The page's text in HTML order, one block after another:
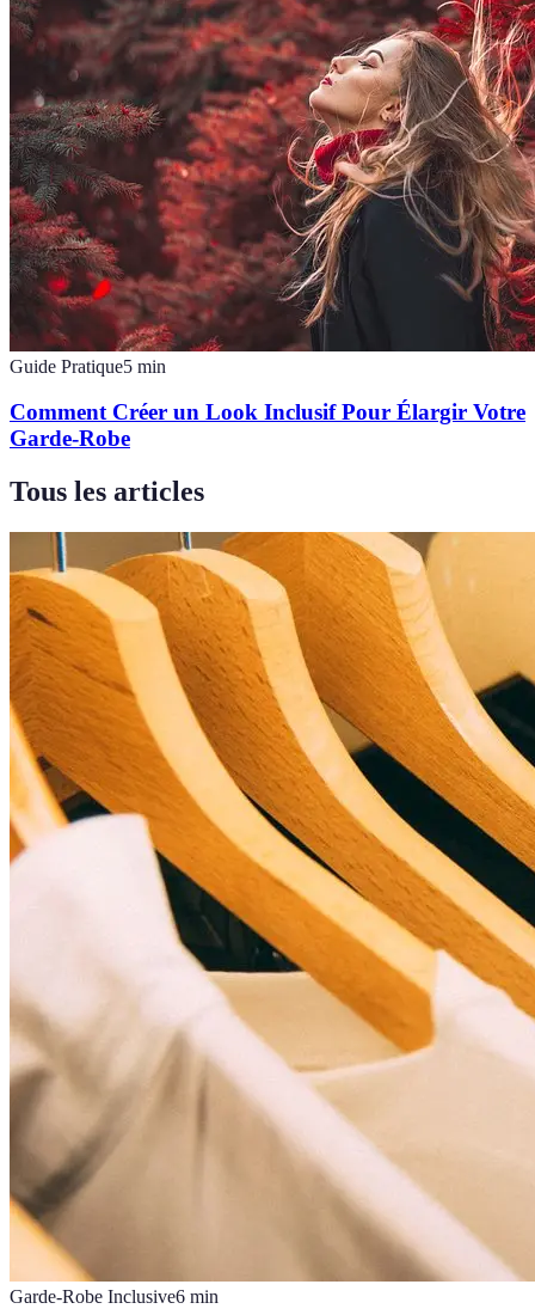
Guide Pratique5 min
Comment Créer un Look Inclusif Pour Élargir Votre
Garde-Robe
Tous les articles
Garde-Robe Inclusive6 min